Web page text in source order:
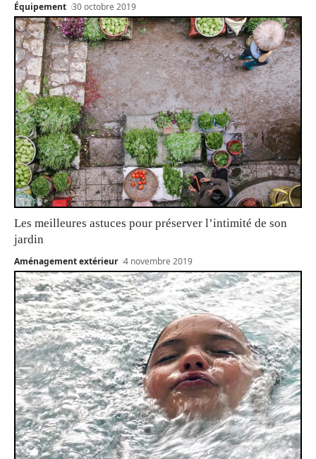
Équipement 30 octobre 2019
Les meilleures astuces pour préserver l’intimité de son
jardin
Aménagement extérieur 4 novembre 2019